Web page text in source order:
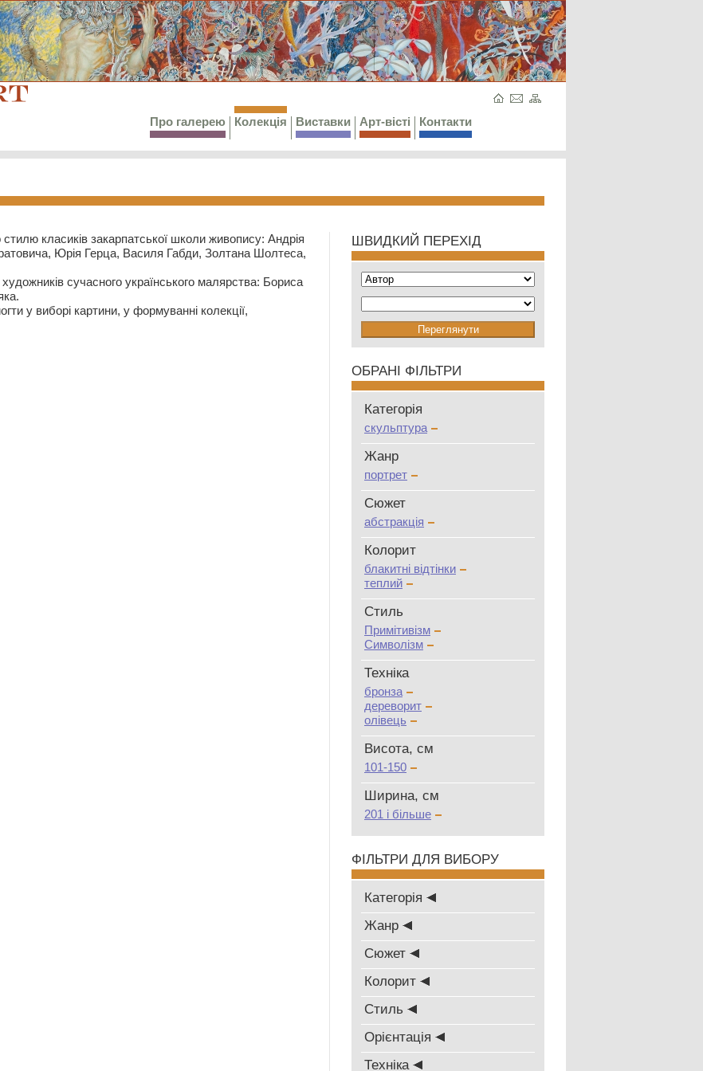
Про галерею Колекція Виставки Арт-вісті Контакти
класиків закарпатської школи живопису: Андрія
Юрія Герца, Василя Габди, Золтана Шолтеса,
сучасного українського малярства: Бориса
у виборі картини, у формуванні колекції,
ШВИДКИЙ ПЕРЕХІД
ОБРАНІ ФІЛЬТРИ
Категорія
скульптура
Жанр
портрет
Сюжет
абстракція
Колорит
блакитні відтінки
теплий
Стиль
Примітивізм
Символізм
Техніка
бронза
дереворит
олівець
Висота, см
101-150
Ширина, см
201 і більше
ФІЛЬТРИ ДЛЯ ВИБОРУ
Категорія
Жанр
Сюжет
Колорит
Стиль
Oрієнтація
Техніка